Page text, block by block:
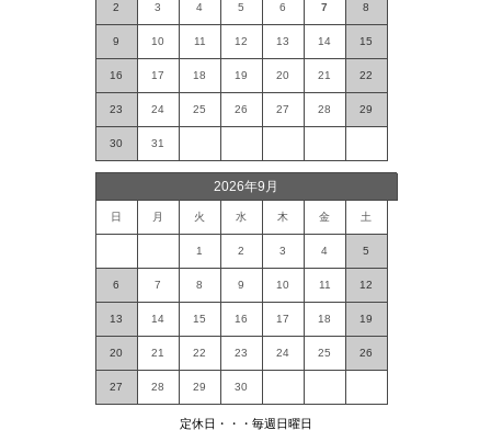
2 3 4 5 6 7 8
9 10 11 12 13 14 15
16 17 18 19 20 21 22
23 24 25 26 27 28 29
30 31
2026年9月
日 月 火 水 木 金 土
1 2 3 4 5
6 7 8 9 10 11 12
13 14 15 16 17 18 19
20 21 22 23 24 25 26
27 28 29 30
定休日・・・毎週日曜日